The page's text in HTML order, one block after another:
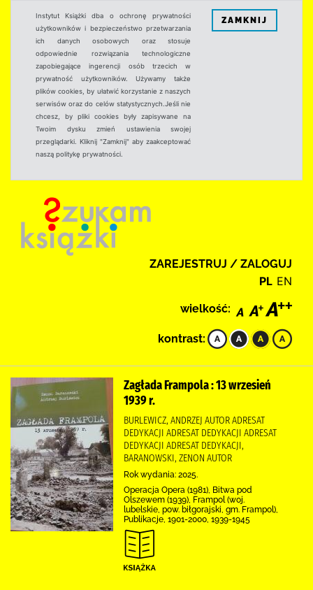
Instytut Książki dba o ochronę prywatności
użytkowników i bezpieczeństwo przetwarzania
ich danych osobowych oraz stosuje
odpowiednie rozwiązania technologiczne
zapobiegające ingerencji osób trzecich w
prywatność użytkowników. Używamy także
plików cookies, by ułatwić korzystanie z naszych
serwisów oraz do celów statystycznych.Jeśli nie
chcesz, by pliki cookies były zapisywane na
Twoim dysku zmień ustawienia swojej
przeglądarki. Kliknij "Zamknij" aby zaakceptować
naszą politykę prywatności.
ZAMKNIJ
ZAREJESTRUJ / ZALOGUJ
PL EN
wielkość:
kontrast:
Zagłada Frampola : 13 wrzesień
1939 r.
BURLEWICZ, ANDRZEJ AUTOR ADRESAT
DEDYKACJI ADRESAT DEDYKACJI ADRESAT
DEDYKACJI ADRESAT DEDYKACJI,
BARANOWSKI, ZENON AUTOR
Rok wydania: 2025.
Operacja Opera (1981), Bitwa pod
Olszewem (1939), Frampol (woj.
lubelskie, pow. biłgorajski, gm. Frampol),
Publikacje, 1901-2000, 1939-1945